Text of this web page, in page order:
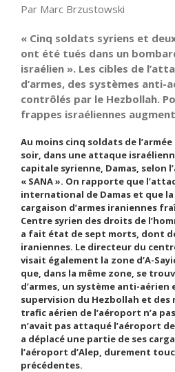
Par Marc Brzustowski
« Cinq soldats syriens et
ont été tués dans un
israélien ». Les cibles de
d’armes, des systèmes anti-
contrôlés par le Hezbollah.
frappes israéliennes
Au moins cinq soldats de
soir, dans une attaque
capitale syrienne, Damas, selon
« SANA ». On rapporte que
international de Damas et que
cargaison d’armes iraniennes
Centre syrien des droits de
a fait état de sept morts, dont
iraniennes. Le directeur du
visait également la zone d’A-
que, dans la même zone, se
d’armes, un système anti-aérien
supervision du Hezbollah et des
trafic aérien de l’aéroport n’a
n’avait pas attaqué l’aéroport
a déplacé une partie de ses
l’aéroport d’Alep, durement
précédentes.